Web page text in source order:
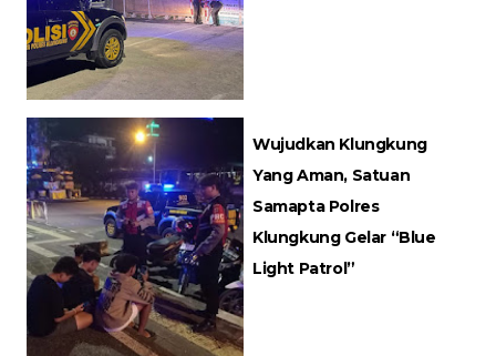
Wujudkan Klungkung
Yang Aman, Satuan
Samapta Polres
Klungkung Gelar “Blue
Light Patrol”